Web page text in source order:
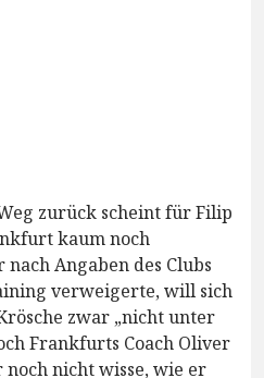
Weg zurück scheint für Filip
kaum noch
Angaben des Clubs
verweigerte, will sich
zwar „nicht unter
Frankfurts Coach Oliver
noch nicht wisse, wie er